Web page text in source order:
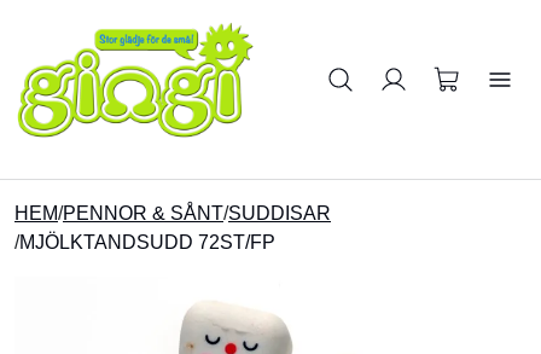
Sök på produkter
HEM/PENNOR & SÅNT/SUDDISAR
/MJÖLKTANDSUDD 72ST/FP